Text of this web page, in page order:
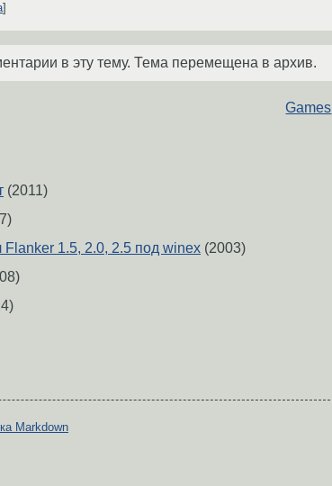
в эту тему. Тема перемещена в архив.
Games
(2011)
Flanker 1.5, 2.0, 2.5 под winex (2003)
Markdown